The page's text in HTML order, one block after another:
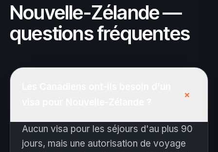
Nouvelle-Zélande —
questions fréquentes
+
Aucun visa pour les séjours d'au plus 90
jours, mais une autorisation de voyage